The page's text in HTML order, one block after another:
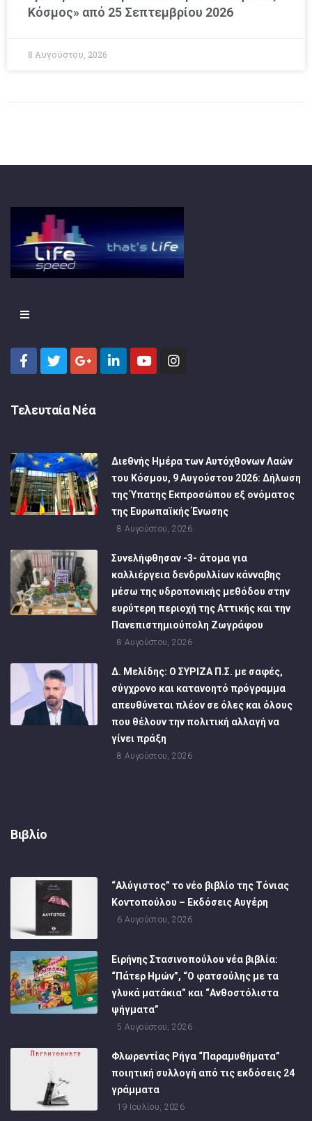
Κόσμος» από 25 Σεπτεμβρίου 2026
8 Αυγούστου, 2026
Τελευταία Νέα
Διεθνής Ημέρα των Αυτόχθονων Λαών
του Κόσμου, 9 Αυγούστου 2026: Δήλωση
της Ύπατης Εκπροσώπου εξ ονόματος
της Ευρωπαϊκής Ένωσης
8 Αυγούστου, 2026
Συνελήφθησαν -3- άτομα για
καλλιέργεια δενδρυλλίων κάνναβης
μέσω της υδροπονικής μεθόδου στην
ευρύτερη περιοχή της Αττικής και την
Πανεπιστημιούπολη Ζωγράφου
8 Αυγούστου, 2026
Δ. Μελίδης: Ο ΣΥΡΙΖΑ Π.Σ. με σαφές,
σύγχρονο και κατανοητό πρόγραμμα
απευθύνεται πλέον σε όλες και όλους
που θέλουν την πολιτική αλλαγή να
γίνει πράξη
8 Αυγούστου, 2026
Βιβλίο
“Αλύγιστος” το νέο βιβλίο της Τόνιας
Κοντοπούλου – Εκδόσεις Αυγέρη
6 Αυγούστου, 2026
Ειρήνης Στασινοπούλου νέα βιβλία:
“Πάτερ Ημών”, “Ο φατσούλης με τα
γλυκά ματάκια” και “Ανθοστόλιστα
ψήγματα”
5 Αυγούστου, 2026
Φλωρεντίας Ρήγα “Παραμυθήματα”
ποιητική συλλογή από τις εκδόσεις 24
γράμματα
19 Ιουλίου, 2026